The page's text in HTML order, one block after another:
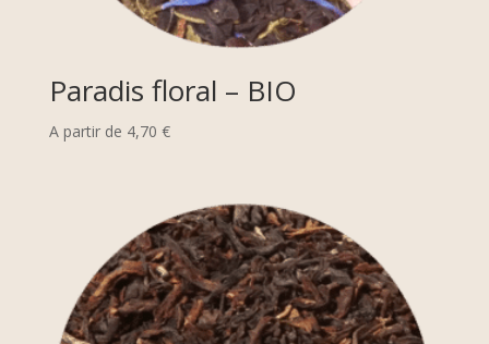
Paradis floral – BIO
A partir de 4,70 €